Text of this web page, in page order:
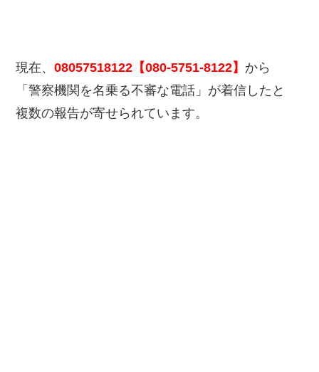
現在、08057518122【080-5751-8122】 から
「警察機関を名乗る不審な電話」が着信したと
複数の報告が寄せられています。